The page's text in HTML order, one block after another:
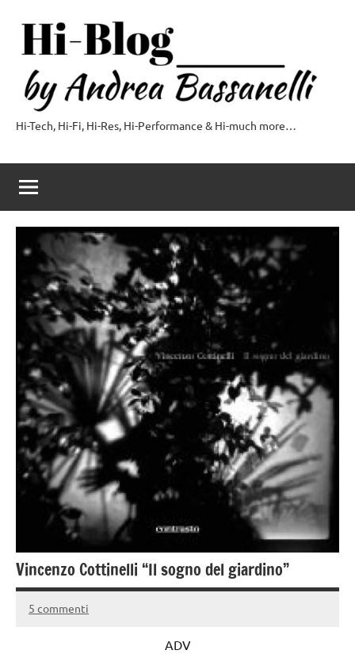
contenuto
Hi-
Blog
by
Andrea
Bassanelli
Hi-Tech, Hi-Fi, Hi-Res, Hi-Performance & Hi-much more…
Vincenzo Cottinelli “Il sogno del giardino”
12
Andrea
5 commenti
ADV